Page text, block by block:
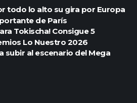
todo lo alto su gira por Europa
de París
Tokischa! Consigue 5
Lo Nuestro 2026
subir al escenario del Mega